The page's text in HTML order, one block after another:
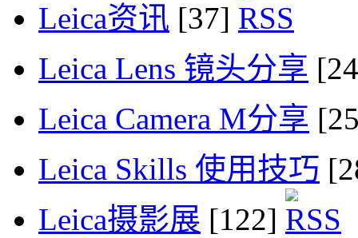
Leica资讯 [37]
Leica Lens 镜头分享
Leica Camera M分享
Leica Skills 使用技巧
Leica摄影展 [122]